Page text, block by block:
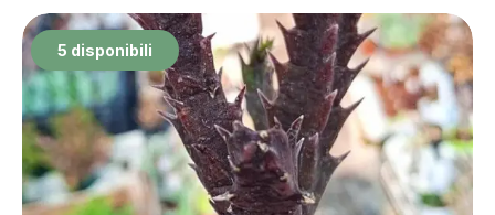
5 disponibili